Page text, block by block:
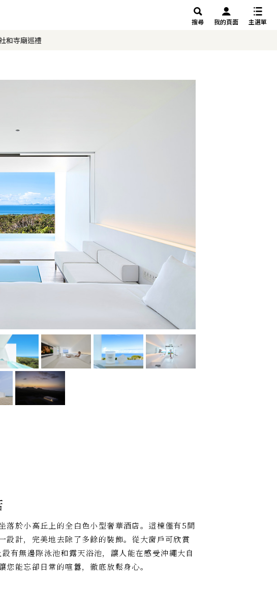
搜尋 我的頁面 主選單
和寺廟巡禮
落於小高丘上的全白色小型奢華酒店。這棟僅有5間
設計，完美地去除了多餘的裝飾。從大窗戶可欣賞
無邊際泳池和露天浴池，讓人能在感受沖繩大自
能忘卻日常的喧囂，徹底放鬆身心。